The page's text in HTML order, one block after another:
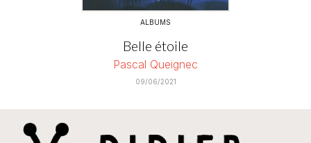
ALBUMS
Belle étoile
Pascal Queignec
09/06/2021